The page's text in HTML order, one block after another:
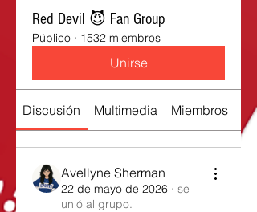
Red Devil 😈 Fan Group
Público · 1532 miembros
Unirse
Discusión Multimedia Miembros
Avellyne Sherman
22 de mayo de 2026 · se
unió al grupo.